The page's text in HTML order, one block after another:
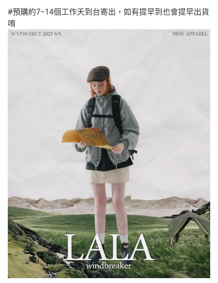
#預購約7~14個工作天到台寄出，如有提早到也會提早出貨
唷